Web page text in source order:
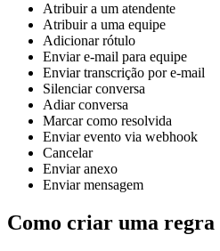
Atribuir a um atendente
Atribuir a uma equipe
Adicionar rótulo
Enviar e-mail para equipe
Enviar transcrição por e-mail
Silenciar conversa
Adiar conversa
Marcar como resolvida
Enviar evento via webhook
Cancelar
Enviar anexo
Enviar mensagem
Como criar uma regra